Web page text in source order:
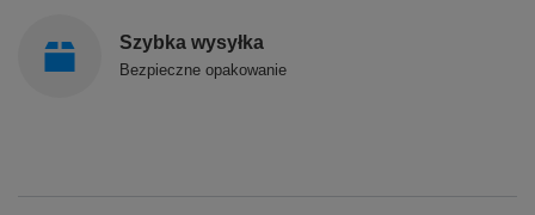
Szybka wysyłka
Bezpieczne opakowanie